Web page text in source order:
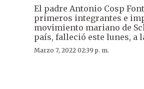
El padre Antonio Cosp
primeros integrantes e
movimiento mariano de
país, falleció este lunes, a
Marzo 7, 2022 02:39 p. m.